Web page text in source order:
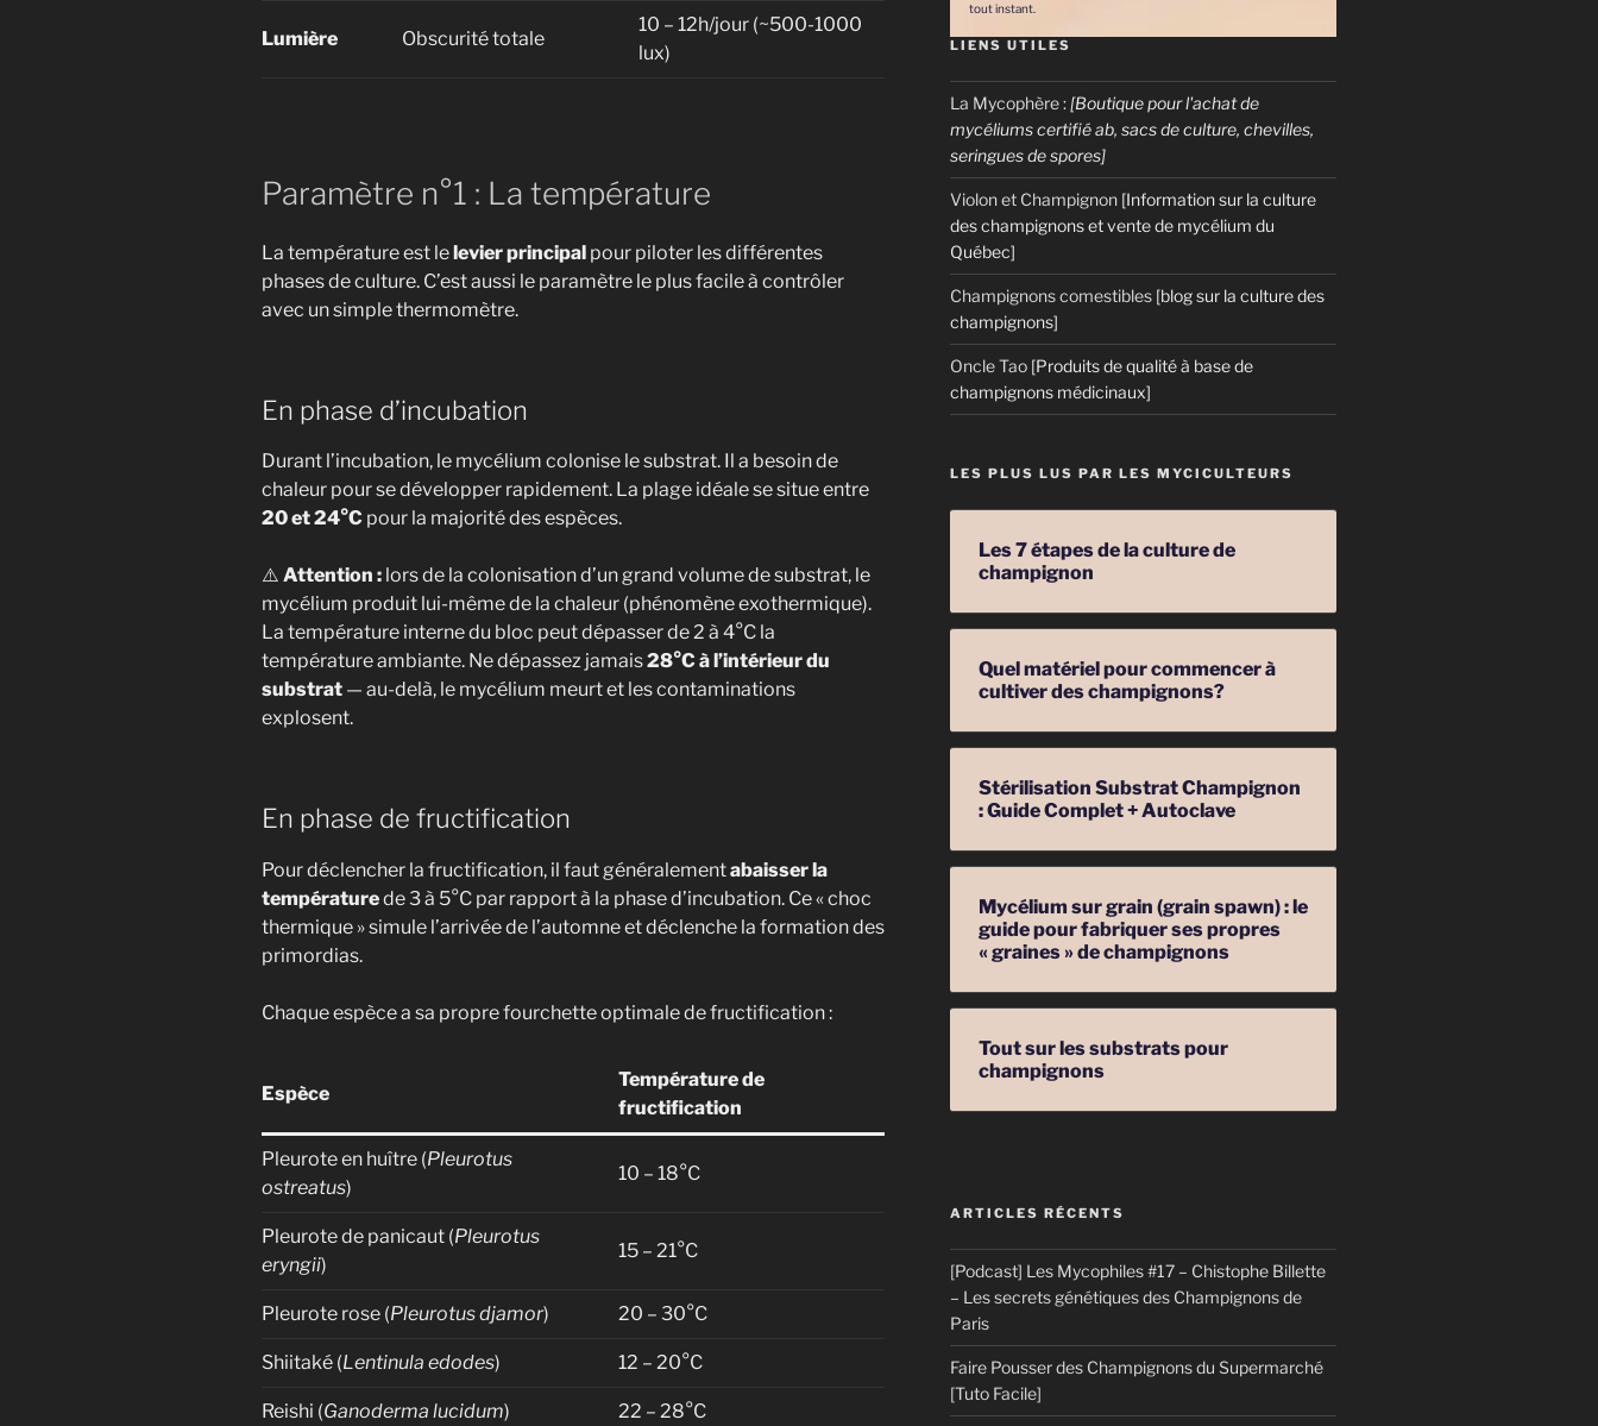
Lumière Obscurité totale
10 – 12h/jour (~500-1000
lux)
Paramètre n°1 : La température
La température est lelevier principal pour piloter les différentes
phases de culture. C’est aussi le paramètre le plus facile à contrôler
avec un simple thermomètre.
En phase d’incubation
Durant l’incubation, le mycélium colonise le substrat. Il a besoin de
chaleur pour se développer rapidement. La plage idéale se situe entre
20 et 24°C pour la majorité des espèces.
⚠️ Attention : lors de la colonisation d’un grand volume de substrat, le
mycélium produit lui-même de la chaleur (phénomène exothermique).
La température interne du bloc peut dépasser de 2 à 4°C la
température ambiante. Ne dépassez jamais28°C à l’intérieur du
substrat — au-delà, le mycélium meurt et les contaminations
explosent.
En phase de fructification
Pour déclencher la fructification, il faut généralementabaisser la
températurede 3 à 5°C par rapport à la phase d’incubation. Ce « choc
thermique » simule l’arrivée de l’automne et déclenche la formation des
primordias.
Chaque espèce a sa propre fourchette optimale de fructification :
Espèce
Température de
fructification
Pleurote en huître (Pleurotus
ostreatus)
10 – 18°C
Pleurote de panicaut (Pleurotus
eryngii)
15 – 21°C
Pleurote rose (Pleurotus djamor) 20 – 30°C
Shiitaké (Lentinula edodes) 12 – 20°C
Reishi (Ganoderma lucidum) 22 – 28°C
tout instant.
LIENS UTILES
La Mycophère :[Boutique pour l'achat de
mycéliums certifié ab, sacs de culture, chevilles,
seringues de spores]
Violon et Champignon [Information sur la culture
des champignons et vente de mycélium du
Québec]
Champignons comestibles [blog sur la culture des
champignons]
Oncle Tao [Produits de qualité à base de
champignons médicinaux]
LES PLUS LUS PAR LES MYCICULTEURS
Les 7 étapes de la culture de
champignon
Quel matériel pour commencer à
cultiver des champignons?
Stérilisation Substrat Champignon
: Guide Complet + Autoclave
Mycélium sur grain (grain spawn) : le
guide pour fabriquer ses propres
« graines » de champignons
Tout sur les substrats pour
champignons
ARTICLES RÉCENTS
[Podcast] Les Mycophiles #17 – Chistophe Billette
– Les secrets génétiques des Champignons de
Paris
Faire Pousser des Champignons du Supermarché
[Tuto Facile]